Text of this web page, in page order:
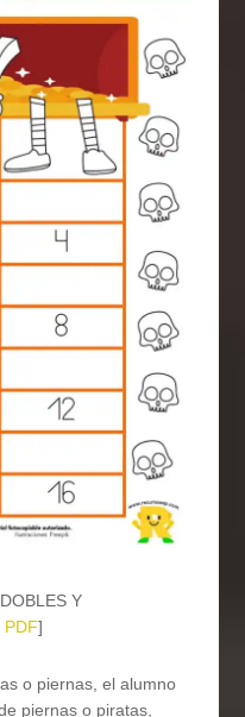
Y
PDF]
o piernas, el alumno
piernas o piratas,